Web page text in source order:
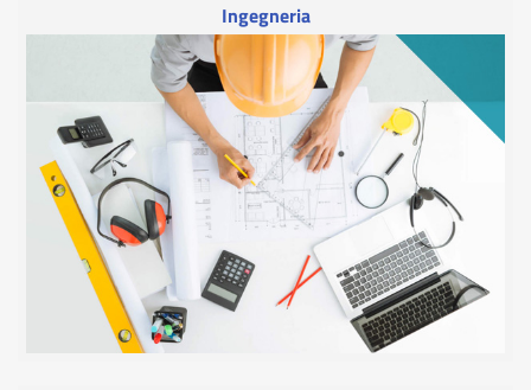
Ingegneria